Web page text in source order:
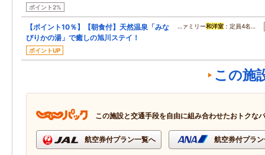
ポイント2%
【ポイント10％】【朝食付】天然温泉「みな
ぴりかの湯」で癒しの旭川ステイ！
ポイントUP
…ァミリー和洋室 ：定員4名…
この施
この施設と交通手段を自由に組み合わせたおトクな
航空券付プラン一覧へ 航空券付プラ